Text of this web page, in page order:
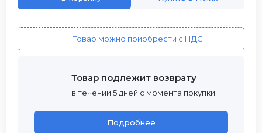
Товар можно приобрести с НДС
Товар подлежит возврату
в течении 5 дней с момента покупки
Подробнее